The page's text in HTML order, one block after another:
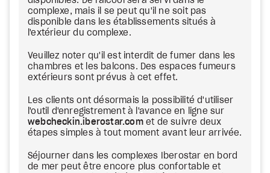
complexe, mais il se peut qu'il ne soit pas
disponible dans les établissements situés à
l'extérieur du complexe.
Veuillez noter qu'il est interdit de fumer dans les
chambres et les balcons. Des espaces fumeurs
extérieurs sont prévus à cet effet.
Les clients ont désormais la possibilité d'utiliser
l'outil d'enregistrement à l'avance en ligne sur
webcheckin.iberostar.comet de suivre deux
étapes simples à tout moment avant leur arrivée.
Séjourner dans les complexes Iberostar en bord
de mer peut être encore plus confortable et